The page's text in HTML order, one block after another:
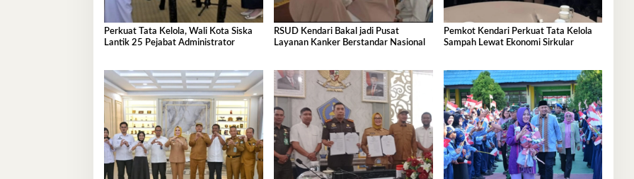
Perkuat Tata Kelola, Wali Kota Siska
Lantik 25 Pejabat Administrator
RSUD Kendari Bakal jadi Pusat
Layanan Kanker Berstandar Nasional
Pemkot Kendari Perkuat Tata Kelola
Sampah Lewat Ekonomi Sirkular